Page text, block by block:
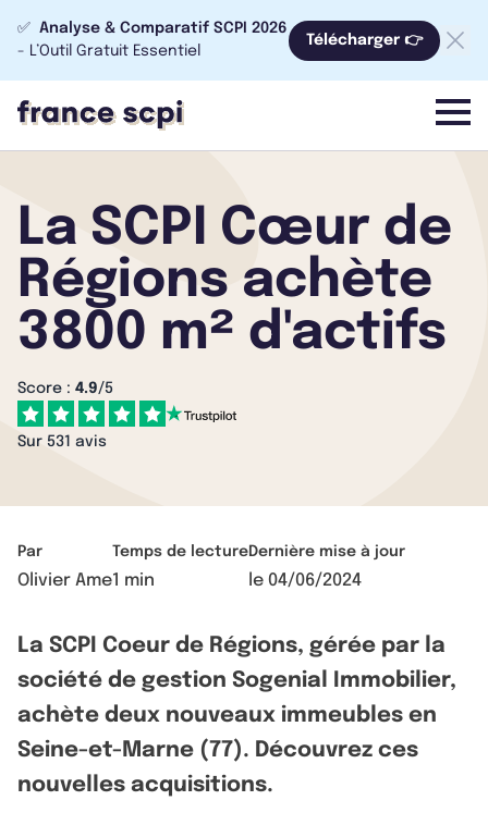
✅ Analyse & Comparatif SCPI 2026
- L’Outil Gratuit Essentiel
Télécharger 👉
menu
La SCPI Cœur de
Régions achète
3800 m² d'actifs
Score : 4.9/5
Sur 531 avis
Par
Olivier Ame
Temps de lecture
1 min
Dernière mise à jour
le 04/06/2024
La SCPI Coeur de Régions, gérée par la
société de gestion Sogenial Immobilier,
achète deux nouveaux immeubles en
Seine-et-Marne (77). Découvrez ces
nouvelles acquisitions.